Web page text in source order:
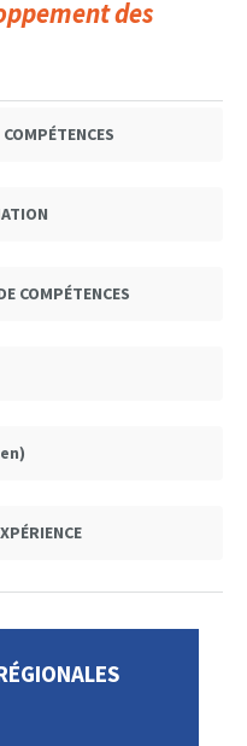
des
COMPÉTENCES